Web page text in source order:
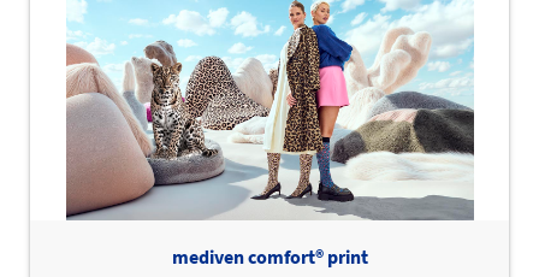
mediven comfort® print